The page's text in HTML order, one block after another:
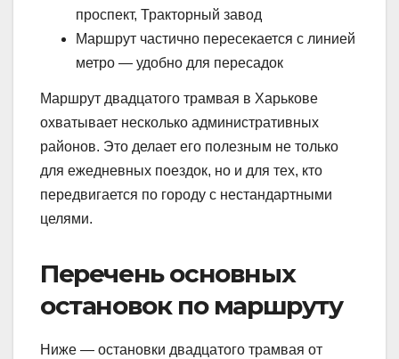
проспект, Тракторный завод
Маршрут частично пересекается с линией
метро — удобно для пересадок
Маршрут двадцатого трамвая в Харькове
охватывает несколько административных
районов. Это делает его полезным не только
для ежедневных поездок, но и для тех, кто
передвигается по городу с нестандартными
целями.
Перечень основных
остановок по маршруту
Ниже — остановки двадцатого трамвая от